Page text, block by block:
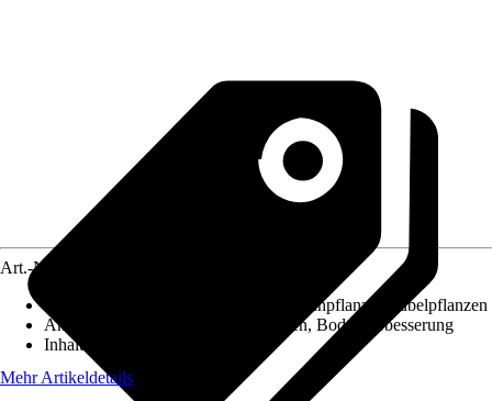
Art.-Nr.
Universell einsetzbar, Blühpflanze, Kübelpflanzen
Anwendung
Bepflanzung, Umtopfen, Bodenverbesserung
Inhalt
Mehr Artikeldetails